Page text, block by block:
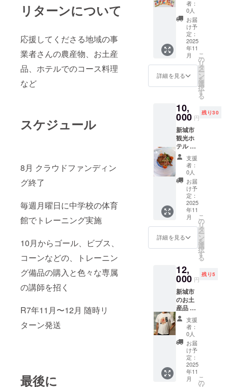
リターンについて
応援してくださる地域の事
業者さんの農産物、お土産
品、ホテルでのコース料理
など
スケジュール
8月 クラウドファンディン
グ終了
毎週月曜日に中学校の体育
館でトレーニング実施
10月からゴール、ビブス、
コーンなどの、トレーニン
グ備品の購入と色々な専属
の講師を招く
R7年11月〜12月 随時リ
ターン発送
最後に
三河で
栽培さ
れたサ
ツマイ
モだけ
で作ら
れた、
甘味料
も保存
い、優
しい味
わいの
お菓子
です。
11月か
ら随
時、発
送しま
す 産地:
愛知県
保存方
法:常温
賞味期
限:300
日
い」戦
国クリ
アファ
イル
（９枚
組1セッ
ト）
「長篠
の戦
い」を
語るう
くこと
のでき
ない織
田信
長・徳
川家
康・鳥
居強右
衛門・
奥平信
昌・武
田勝
頼・真
田昌
幸・馬
場信
春・志
名のク
リア
ファイ
ルです
11月か
ら随
時、発
送しま
者：
0人
お届
け予
定：
2025
年11
月
詳細を見る
こ
の
リ
タ
ー
ン
を
選
択
す
る
10,
000 円
残り30
新城市
観光ホ
テル 奥
三河の
新城の
地で絶
品 【ジ
ビエ】
ディ
ナーフ
ルコー
ス 1名
様 ※ジ
ビエ
コース
料理 お
*** ◎鹿
肉の
ロース
ト ◎猪
肉の角
煮 ◎鹿
肉の酢
豚 ◎猪
肉の麻
婆豆腐
◎鹿肉
のオイ
スター
炒め ◎
猪肉の
支援
者：
0人
お届
け予
定：
2025
年11
月
詳細を見る
こ
の
リ
タ
ー
ン
を
選
択
す
る
12,
000 円
残り5
新城市
のお土
産品 鳥
居強右
衛門Ｔ
シャツ1
枚 忠義
の士、
三河武
士の鑑
の鳥居
強右衛
支援
者：
0人
お届
け予
定：
2025
年11
月
こ
の